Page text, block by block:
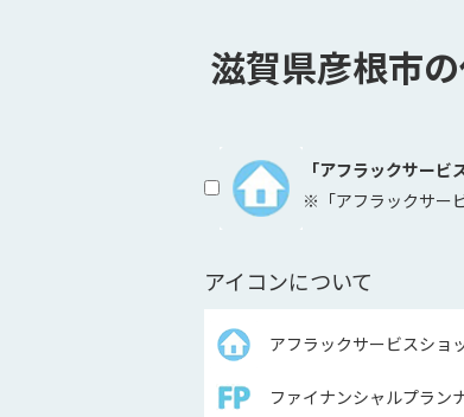
滋賀県彦根市
「アフラックサー
※「アフラックサー
アイコンについて
アフラックサービスショ
ファイナンシャルプラン